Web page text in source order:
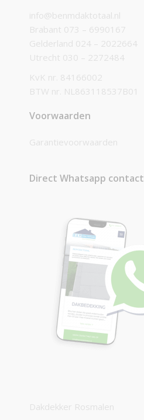
info@benmdaktotaal.nl
Brabant 073 – 6990167
Gelderland 024 – 2022664
Utrecht 030 – 2272484
KvK nr. 84166002
BTW nr. NL863118537B01
Voorwaarden
Garantievoorwaarden
Direct Whatsapp contact
Dakdekker Rosmalen